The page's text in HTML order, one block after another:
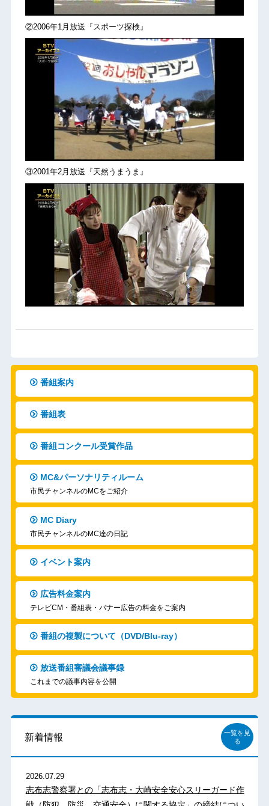
②2006年1月放送『スポーツ探検』
③2001年2月放送『天然うまうま』
番組案内
番組表
番組コンクール受賞作品
MC&パーソナリティルーム
市民チャンネルのMCをご紹介
MC Diary
市民チャンネルのMC達の日記
イベント案内
広告料金案内
テレビCM・番組表・バナー広告の料金をご案内
番組の複製について（DVD/Blu-ray）
放送番組審議会議事録
これまでの議事内容を公開
新着情報
一覧を見
る
2026.07.29
志布志警察署との「志布志・大崎安全安心スリーガード作